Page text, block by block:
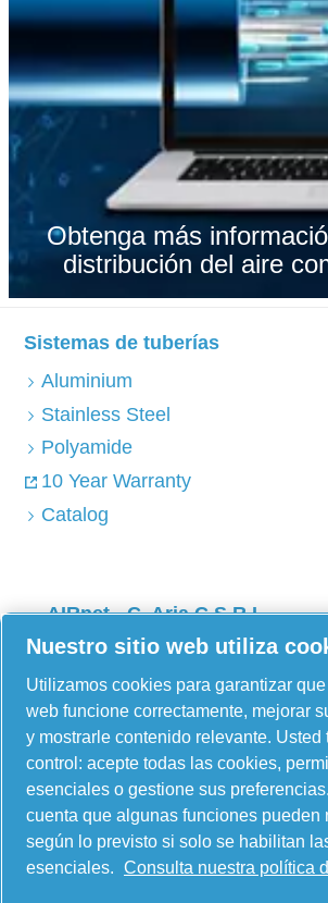
Obtenga más
distribución del aire
Sistemas de tuberías
Aluminium
Stainless Steel
Polyamide
10 Year Warranty
Catalog
AIRnet - C. Aria C.S.R.L.
Via Selva Maiolo, 5/7 - 36075,
Maggiore, Vicenza (Italia)
Contact us
Nuestro sitio web utiliza
Utilizamos cookies para garantizar
web funcione correctamente, mejorar
y mostrarle contenido relevante. Usted
control: acepte todas las cookies,
esenciales o gestione sus
cuenta que algunas funciones pueden
según lo previsto si solo se habilitan
esenciales. Consulta nuestra política